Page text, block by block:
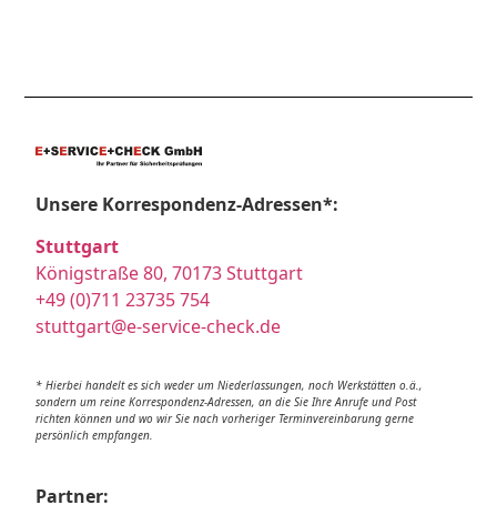
Unsere Korrespondenz-Adressen*:
Stuttgart
Königstraße 80, 70173 Stuttgart
+49 (0)711 23735 754
stuttgart@e-service-check.de
* Hierbei handelt es sich weder um Niederlassungen, noch Werkstätten o.ä.,
sondern um reine Korrespondenz-Adressen, an die Sie Ihre Anrufe und Post
richten können und wo wir Sie nach vorheriger Terminvereinbarung gerne
persönlich empfangen.
Partner: